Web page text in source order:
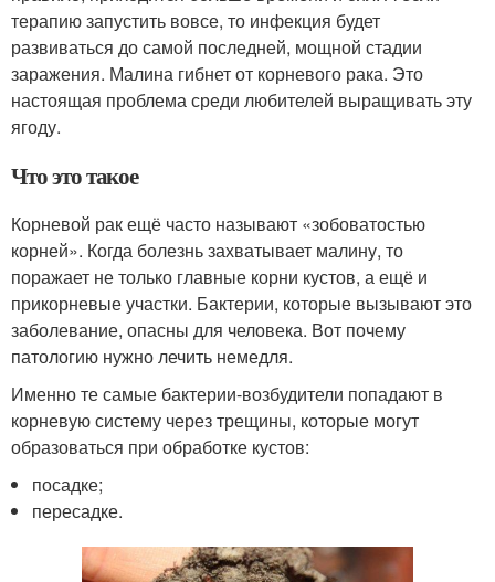
терапию запустить вовсе, то инфекция будет
развиваться до самой последней, мощной стадии
заражения. Малина гибнет от корневого рака. Это
настоящая проблема среди любителей выращивать эту
ягоду.
Что это такое
Корневой рак ещё часто называют «зобоватостью
корней». Когда болезнь захватывает малину, то
поражает не только главные корни кустов, а ещё и
прикорневые участки. Бактерии, которые вызывают это
заболевание, опасны для человека. Вот почему
патологию нужно лечить немедля.
Именно те самые бактерии-возбудители попадают в
корневую систему через трещины, которые могут
образоваться при обработке кустов:
посадке;
пересадке.